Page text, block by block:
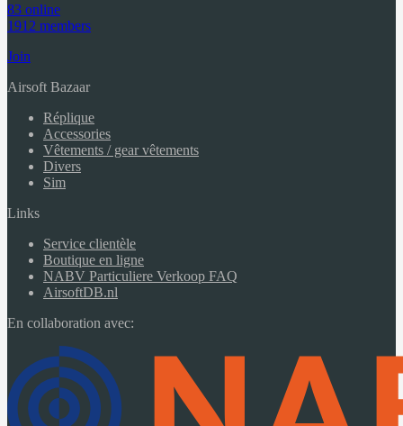
83 online
1912 members
Join
Airsoft Bazaar
Réplique
Accessories
Vêtements / gear vêtements
Divers
Sim
Links
Service clientèle
Boutique en ligne
NABV Particuliere Verkoop FAQ
AirsoftDB.nl
En collaboration avec: